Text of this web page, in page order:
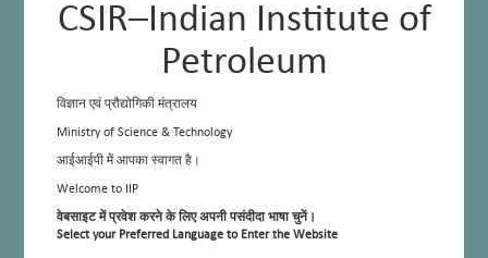
CSIR–Indian Institute of
Petroleum
विज्ञान एवं प्रौद्योगिकी मंत्रालय
Ministry of Science & Technology
आईआईपी में आपका स्वागत है।
Welcome to IIP
वेबसाइट में प्रवेश करने के लिए अपनी पसंदीदा भाषा चुनें।
Select your Preferred Language to Enter the Website